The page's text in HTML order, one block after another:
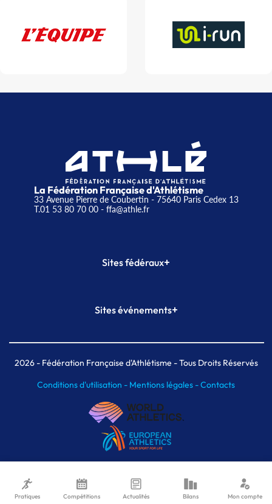
La Fédération Française d'Athlétisme
33 Avenue Pierre de Coubertin - 75640 Paris Cedex 13
T.01 53 80 70 00- ffa@athle.fr
Sites fédéraux+
Plateforme Formation
Sites événements+
Meeting de Paris indoor
MAIF Ekiden de Paris
2026- Fédération Française d'Athlétisme - Tous Droits Réservés
Conditions d'utilisation - Mentions légales -Contacts
Pratiques Compétitions Actualités Bilans Mon compte